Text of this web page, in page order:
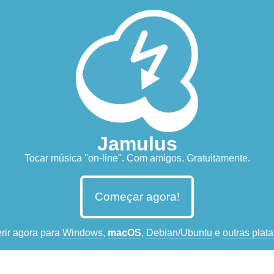
Jamulus
Tocar música ''on-line''. Com amigos. Gratuitamente.
Começar agora!
agora para Windows, macOS, Debian/Ubuntu e outras